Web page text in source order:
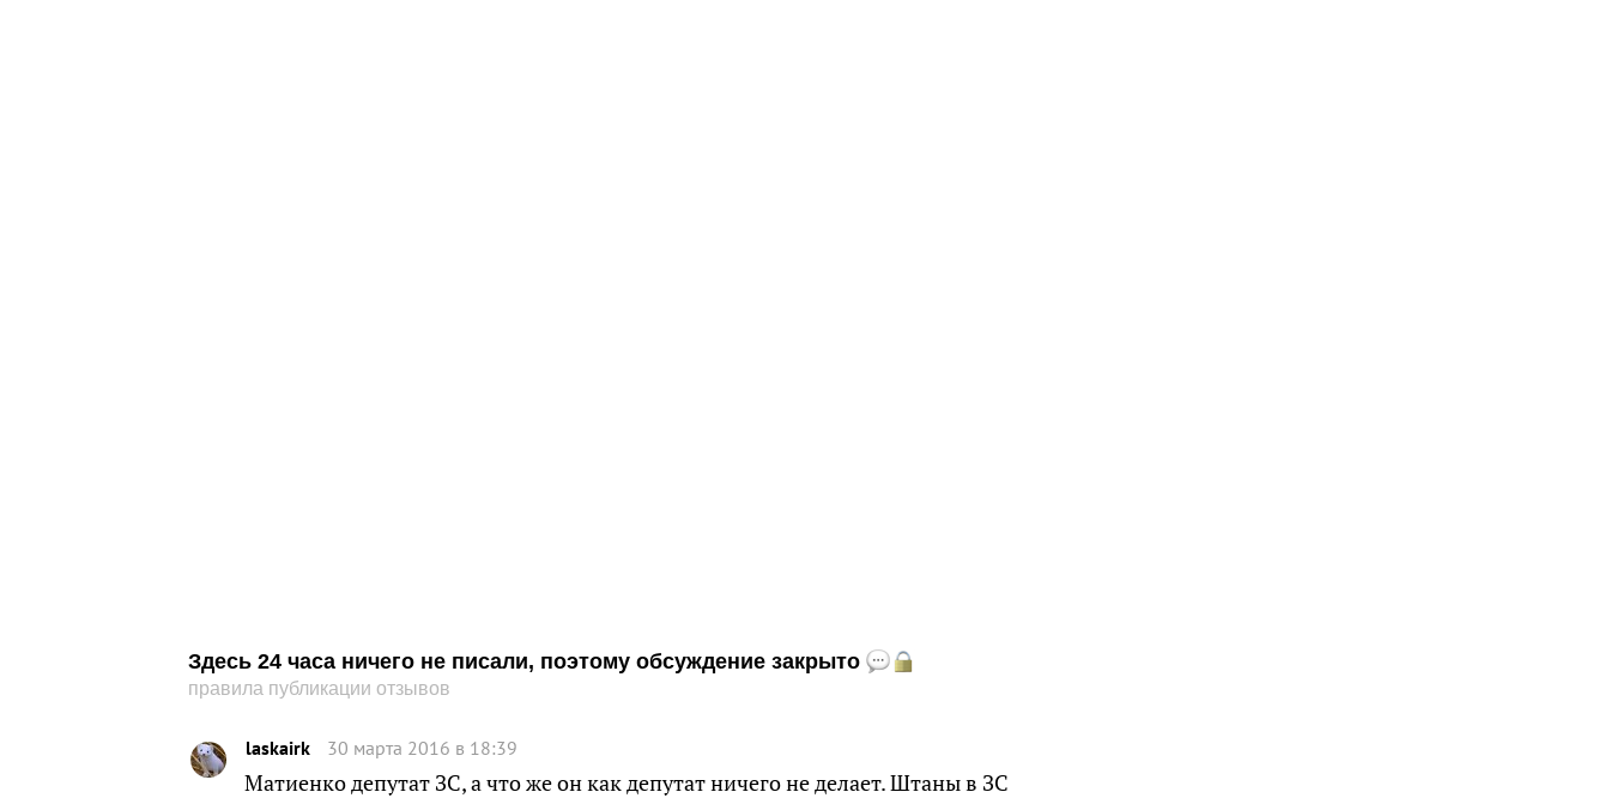
Здесь 24 часа ничего не писали, поэтому обсуждение закрыто
правила публикации отзывов
laskairk 30 марта 2016 в 18:39
Матиенко депутат ЗС, а что же он как депутат ничего не делает. Штаны в ЗС